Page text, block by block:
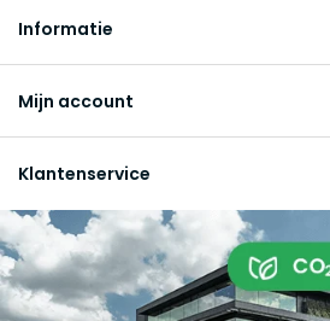
Informatie
Mijn account
Klantenservice